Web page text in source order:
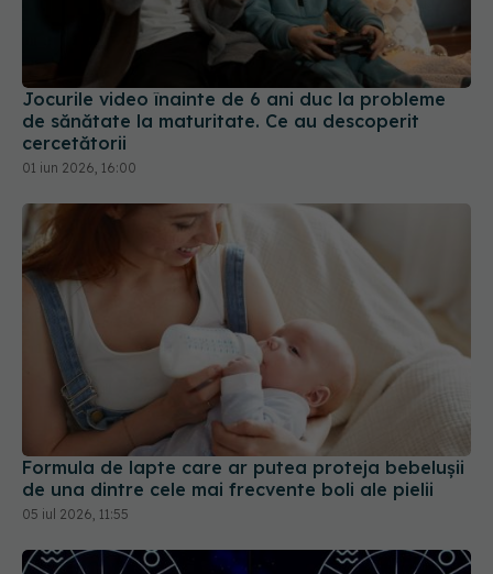
Jocurile video înainte de 6 ani duc la probleme
de sănătate la maturitate. Ce au descoperit
01 iun 2026, 16:00
Formula de lapte care ar putea proteja bebelușii
de una dintre cele mai frecvente boli ale pielii
05 iul 2026, 11:55